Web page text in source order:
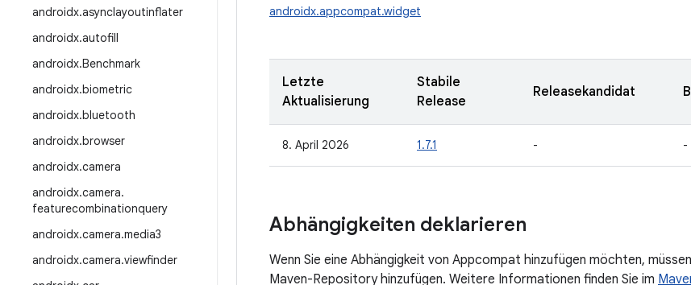
androidx.asynclayoutinflater
androidx.autofill
androidx.Benchmark
androidx.biometric
androidx.bluetooth
androidx.browser
androidx.camera
androidx.camera.
featurecombinationquery
androidx.camera.media3
androidx.camera.viewfinder
androidx.appcompat.widget
Letzte
Aktualisierung
Stabile
Release
Releasekandidat
8. April 2026 1.7.1 - -
Abhängigkeiten deklarieren
Wenn Sie eine Abhängigkeit von Appcompat hinzufügen möchten,
Maven-Repository hinzufügen. Weitere Informationen finden Sie im